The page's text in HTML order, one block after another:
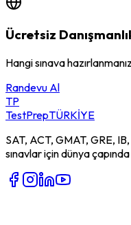
Ücretsiz
Hangi sınava
Randevu Al
TP
TestPrepTÜRKİYE
SAT, ACT, GMAT, GRE,
sınavlar için dünya